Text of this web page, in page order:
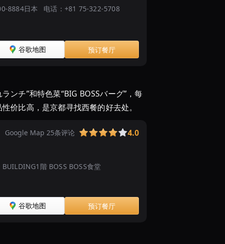
す
「洋
食
選！
MK
の
手
イ
ー
が
8884日本 电话： +81 75-322-5708
谷歌地图 预订餐厅
ンチ”和特色菜“BIG BOSSバーグ”，每
价比高，是京都寻找西餐的好去处。
Google Map 25条评论 4.0
階 BOSS BOSS食堂
谷歌地图 预订餐厅